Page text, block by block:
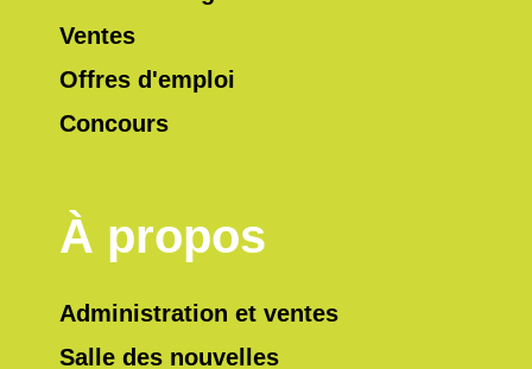
Ventes
Offres d'emploi
Concours
À propos
Administration et ventes
Salle des nouvelles